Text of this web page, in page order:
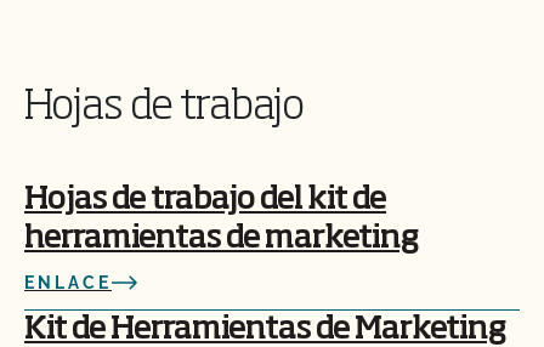
Hojas de trabajo
Hojas de trabajo del kit de
herramientas de marketing
ENLACE
Kit de Herramientas de Marketing